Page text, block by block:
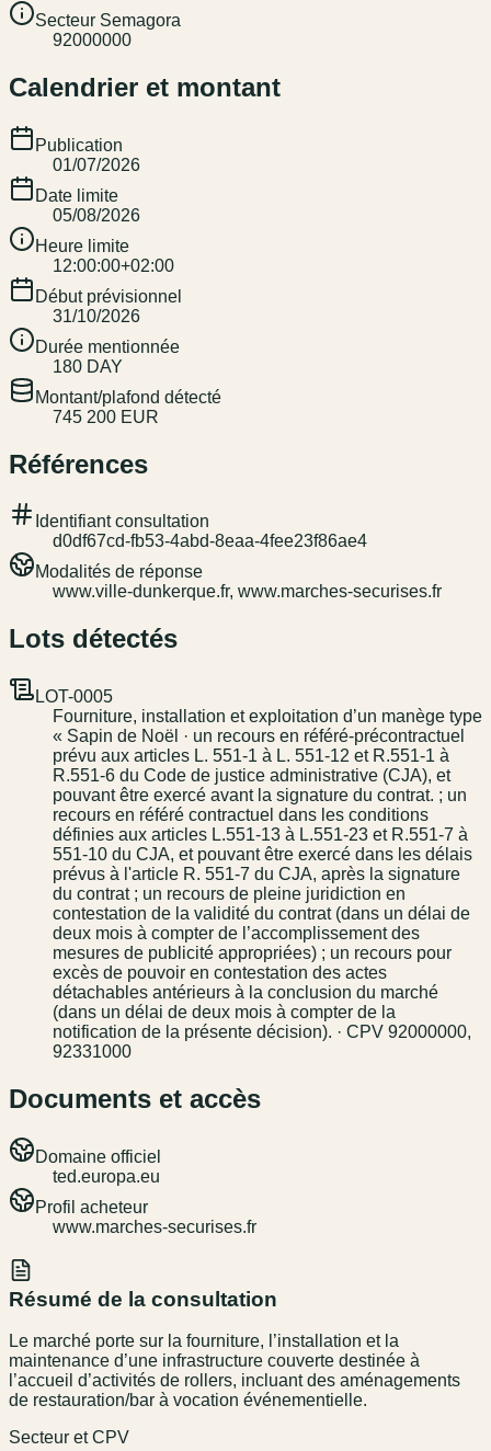
Secteur Semagora
92000000
Calendrier et montant
Publication
01/07/2026
Date limite
05/08/2026
Heure limite
12:00:00+02:00
Début prévisionnel
31/10/2026
Durée mentionnée
180 DAY
Montant/plafond détecté
745 200 EUR
Références
Identifiant consultation
d0df67cd-fb53-4abd-8eaa-4fee23f86ae4
Modalités de réponse
www.ville-dunkerque.fr, www.marches-securises.fr
Lots détectés
LOT-0005
Fourniture, installation et exploitation d’un manège type
« Sapin de Noël · un recours en référé-précontractuel
prévu aux articles L. 551-1 à L. 551-12 et R.551-1 à
R.551-6 du Code de justice administrative (CJA), et
pouvant être exercé avant la signature du contrat. ; un
recours en référé contractuel dans les conditions
définies aux articles L.551-13 à L.551-23 et R.551-7 à
551-10 du CJA, et pouvant être exercé dans les délais
prévus à l'article R. 551-7 du CJA, après la signature
du contrat ; un recours de pleine juridiction en
contestation de la validité du contrat (dans un délai de
deux mois à compter de l’accomplissement des
mesures de publicité appropriées) ; un recours pour
excès de pouvoir en contestation des actes
détachables antérieurs à la conclusion du marché
(dans un délai de deux mois à compter de la
notification de la présente décision). · CPV 92000000,
92331000
Documents et accès
Domaine officiel
ted.europa.eu
Profil acheteur
www.marches-securises.fr
Résumé de la consultation
Le marché porte sur la fourniture, l’installation et la
maintenance d’une infrastructure couverte destinée à
l’accueil d’activités de rollers, incluant des aménagements
de restauration/bar à vocation événementielle.
Secteur et CPV